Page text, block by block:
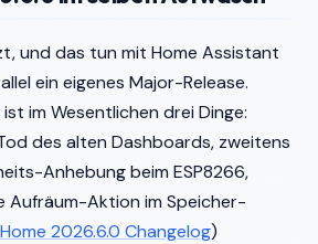
und das tun mit Home Assistant
ein eigenes Major-Release.
ist im Wesentlichen drei Dinge:
des alten Dashboards, zweitens
Anhebung beim ESP8266,
Aufräum-Aktion im Speicher-
2026.6.0 Changelog)